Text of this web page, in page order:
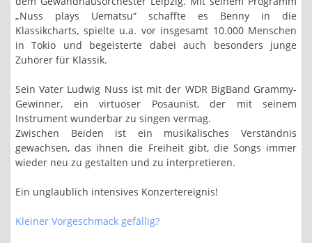
„Nuss plays Uematsu“ schaffte es Benny in die
Klassikcharts, spielte u.a. vor insgesamt 10.000 Menschen
in Tokio und begeisterte dabei auch besonders junge
Zuhörer für Klassik.
Sein Vater Ludwig Nuss ist mit der WDR BigBand Grammy-
Gewinner, ein virtuoser Posaunist, der mit seinem
Instrument wunderbar zu singen vermag.
Zwischen Beiden ist ein musikalisches Verständnis
gewachsen, das ihnen die Freiheit gibt, die Songs immer
wieder neu zu gestalten und zu interpretieren.
Ein unglaublich intensives Konzertereignis!
Kleiner Vorgeschmack gefällig?